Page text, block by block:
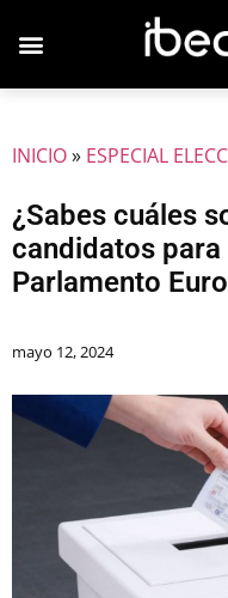
INICIO» ESPECIAL
¿Sabes cuáles
candidatos para
Parlamento
mayo 12, 2024